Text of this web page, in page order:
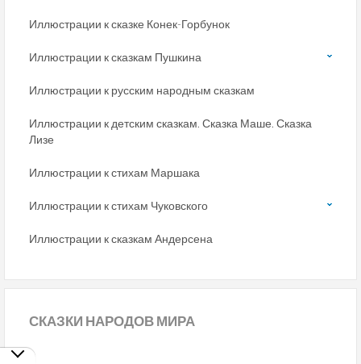
Иллюстрации к сказке Конек-Горбунок
Иллюстрации к сказкам Пушкина
Иллюстрации к русским народным сказкам
Иллюстрации к детским сказкам. Сказка Маше. Сказка
Лизе
Иллюстрации к стихам Маршака
Иллюстрации к стихам Чуковского
Иллюстрации к сказкам Андерсена
СКАЗКИ НАРОДОВ МИРА